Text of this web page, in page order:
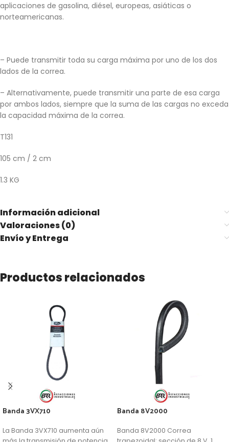
aplicaciones de gasolina, diésel, europeas, asiáticas o
norteamericanas.
– Puede transmitir toda su carga máxima por uno de los dos
lados de la correa.
– Alternativamente, puede transmitir una parte de esa carga
por ambos lados, siempre que la suma de las cargas no exceda
la capacidad máxima de la correa.
T131
105 cm / 2 cm
1.3 KG
Información adicional
Valoraciones (0)
Envío y Entrega
Productos relacionados
Banda 3VX710
La Banda 3VX710 aumenta aún
Banda 8V2000
Banda 8V2000 Correa